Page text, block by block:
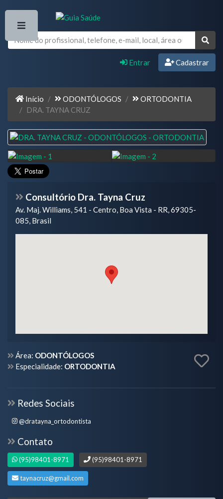
Entrar Cadastrar
Início ODONTÓLOGOS
ORTODONTIA
DRA. TAYNA CRUZ
Consultório Dra. Tayna Cruz
Av. Maj. Williams, 541 - Centro, Boa Vista - RR, 69305-
085, Brasil
Área: ODONTÓLOGOS
Especialidade: ORTODONTIA
Redes Sociais
@dratayna_ortodontista
Contato
(95)98401-8971 (95)98401-8971
taynacruz@gmail.com